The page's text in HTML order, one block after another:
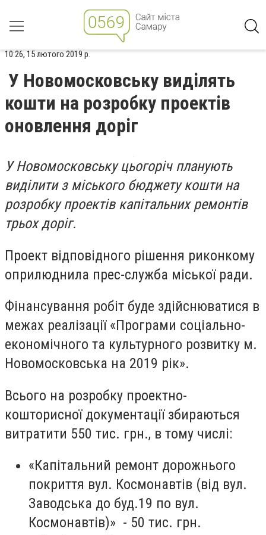
10:26, 15 лютого 2019 р.
У Новомосковську виділять
кошти на розробку проектів
оновлення доріг
У Новомосковську цьогоріч планують
виділити з міського бюджету кошти на
розробку проектів капітальних ремонтів
трьох доріг.
Проект відповідного рішення риконкому
оприлюднила прес-служба міської ради.
Фінансування робіт буде здійснюватися в
межах реалізації «Програми соціально-
економічного та культурного розвитку м.
Новомосковська на 2019 рік».
Всього на розробку проектно-
кошторисної документації збираються
витратити 550 тис. грн., в тому числі:
«Капітальний ремонт дорожнього
покриття вул. Космонавтів (від вул.
Заводська до буд.19 по вул.
Космонавтів)» - 50 тис. грн.